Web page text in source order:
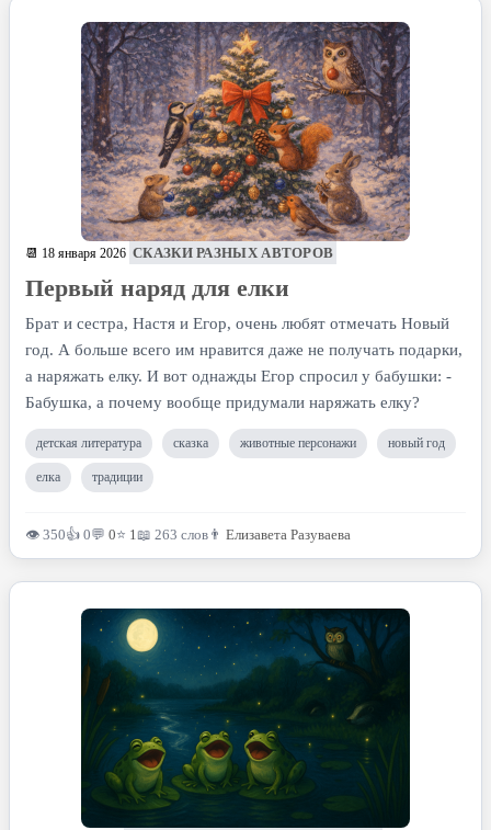
📆 18 января 2026 СКАЗКИ РАЗНЫХ АВТОРОВ
Первый наряд для елки
Брат и сестра, Настя и Егор, очень любят отмечать Новый
год. А больше всего им нравится даже не получать подарки,
а наряжать елку. И вот однажды Егор спросил у бабушки: -
Бабушка, а почему вообще придумали наряжать елку?
детская литература сказка животные персонажи новый год
елка традиции
👁 350👍 0💬 0⭐ 1📖 263 слов 👨 Елизавета Разуваева